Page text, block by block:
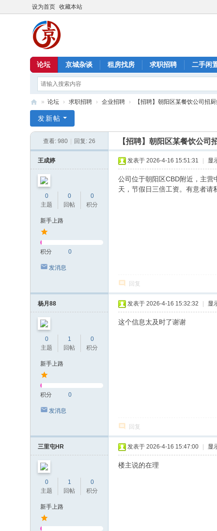
设为首页 收藏本站
论坛 京城杂谈 租房找房 求职招聘 二手闲
京
» 论坛 › 求职招聘 › 企业招聘 › 【招聘】朝阳区某餐饮公司招
发新帖
查看: 980 回复: 26 【招聘】朝阳区某餐饮公司
王成婷
0
主题
0
回帖
0
积分
新手上路
积分 0
发消息
发表于 2026-4-16 15:51:31 显
公司位于朝阳区CBD附近，主
天，节假日三倍工资。有意者请
回复
杨月88
0
主题
1
回帖
0
积分
新手上路
积分 0
发消息
发表于 2026-4-16 15:32:32 显
这个信息太及时了谢谢
回复
三里屯HR
0
主题
1
回帖
0
积分
新手上路
发表于 2026-4-16 15:47:00 显
楼主说的在理